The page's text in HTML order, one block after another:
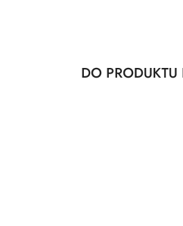
Pomiń karuzelę produktów
Produkty
DO PRODUKTU